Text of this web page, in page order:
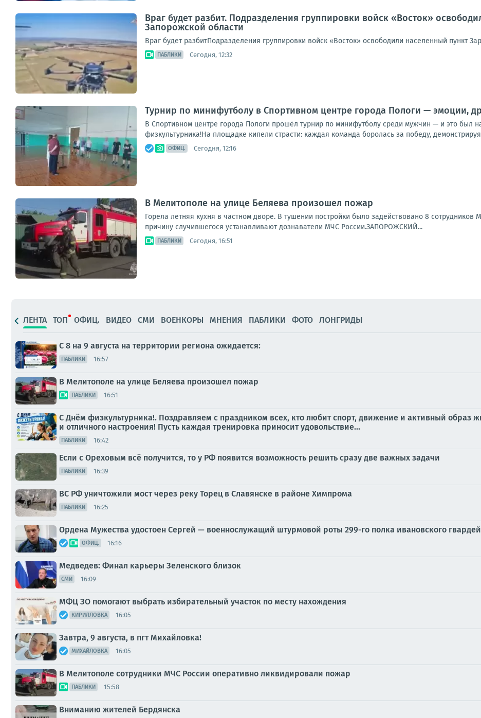
Враг будет разбит. Подразделения группировки войск «Восток»
Запорожской области
Враг будет разбитПодразделения группировки войск «Восток» освободили населенный пункт
ПАБЛИКИ Сегодня, 12:32
Турнир по минифутболу в Спортивном центре города Пологи — эмоции,
В Спортивном центре города Пологи прошёл турнир по минифутболу среди мужчин — и это был
физкультурника!На площадке кипели страсти: каждая команда боролась за победу,
ОФИЦ. Сегодня, 12:16
В Мелитополе на улице Беляева произошел пожар
Горела летняя кухня в частном дворе. В тушении постройки было задействовано 8
причину случившегося устанавливают дознаватели МЧС России.ЗАПОРОЖСКИЙ...
ПАБЛИКИ Сегодня, 16:51
ЛЕНТА ТОП ОФИЦ. ВИДЕО СМИ ВОЕНКОРЫ МНЕНИЯ ПАБЛИКИ ФОТО ЛОНГРИДЫ
С 8 на 9 августа на территории региона ожидается:
ПАБЛИКИ 16:57
В Мелитополе на улице Беляева произошел пожар
ПАБЛИКИ 16:51
С Днём физкультурника!. Поздравляем с праздником всех, кто любит спорт, движение и активный образ
и отличного настроения! Пусть каждая тренировка приносит удовольствие...
ПАБЛИКИ 16:42
Если с Ореховым всё получится, то у РФ появится возможность решить сразу две важных задачи
ПАБЛИКИ 16:39
ВС РФ уничтожили мост через реку Торец в Славянске в районе Химпрома
ПАБЛИКИ 16:25
Ордена Мужества удостоен Сергей — военнослужащий штурмовой роты 299-го полка ивановского
ОФИЦ. 16:16
Медведев: Финал карьеры Зеленского близок
СМИ 16:09
МФЦ ЗО помогают выбрать избирательный участок по месту нахождения
КИРИЛЛОВКА 16:05
Завтра, 9 августа, в пгт Михайловка!
МИХАЙЛОВКА 16:05
В Мелитополе сотрудники МЧС России оперативно ликвидировали пожар
ПАБЛИКИ 15:58
Вниманию жителей Бердянска